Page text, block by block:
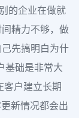
的企业在做就
精力不够，做
先搞明白为什
基础是非常大
户建立长期
新情况都会出